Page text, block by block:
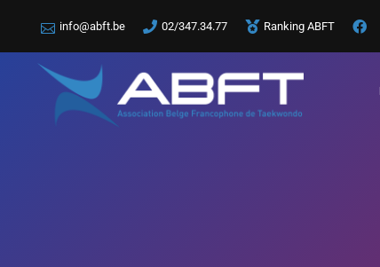
info@abft.be 02/347.34.77 Ranking ABFT